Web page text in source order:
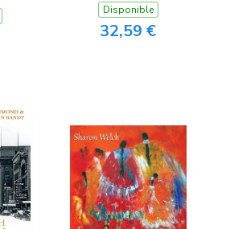
Disponible
32,59 €